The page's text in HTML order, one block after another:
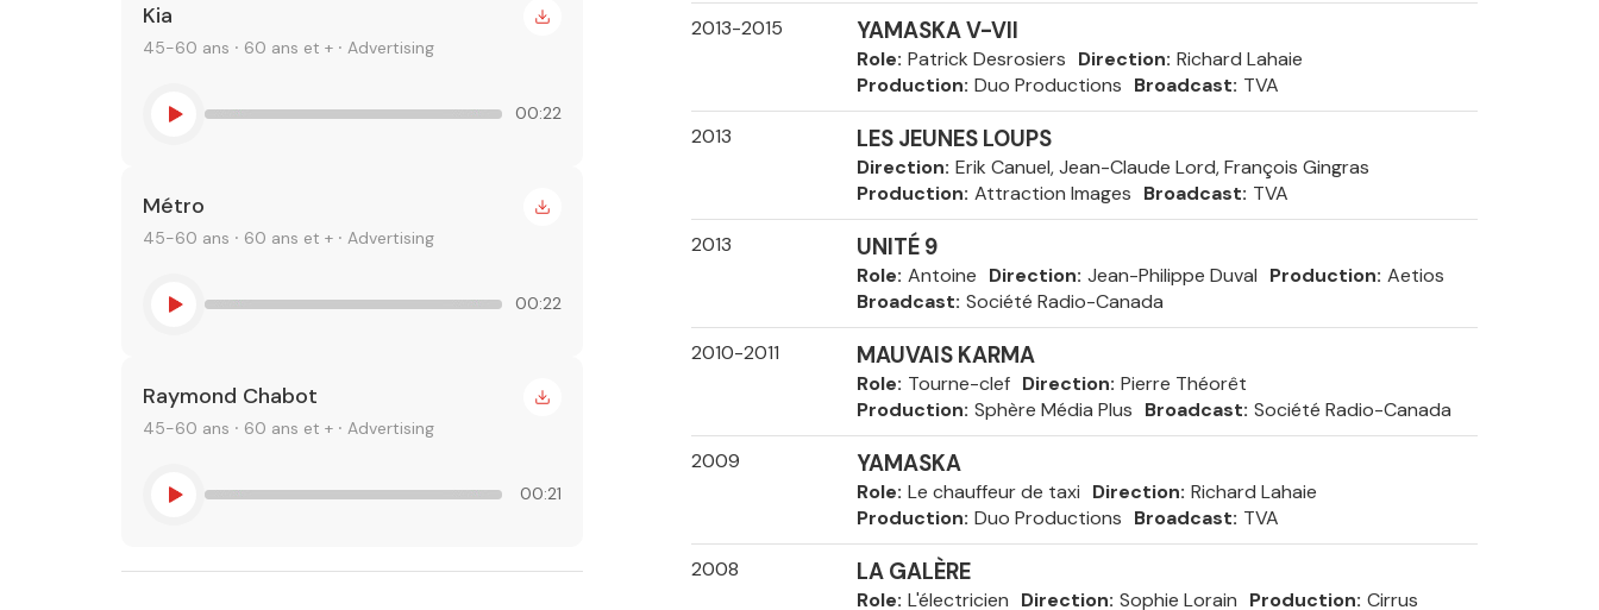
Kia
45-60 ans ⸱ 60 ans et + ⸱ Advertising
00:22
Métro
45-60 ans ⸱ 60 ans et + ⸱ Advertising
00:22
Raymond Chabot
45-60 ans ⸱ 60 ans et + ⸱ Advertising
00:21
2013-2015 YAMASKA V-VII
Role Patrick Desrosiers Direction Richard Lahaie
Production Duo Productions Broadcast TVA
2013 LES JEUNES LOUPS
Direction Erik Canuel, Jean-Claude Lord, François Gingras
Production Attraction Images Broadcast TVA
2013 UNITÉ 9
Role Antoine Direction Jean-Philippe Duval Production Aetios
Broadcast Société Radio-Canada
2010-2011 MAUVAIS KARMA
Role Tourne-clef Direction Pierre Théorêt
Production Sphère Média Plus Broadcast Société Radio-Canada
2009 YAMASKA
Role Le chauffeur de taxi Direction Richard Lahaie
Production Duo Productions Broadcast TVA
2008 LA GALÈRE
Role L'électricien Direction Sophie Lorain Production Cirrus